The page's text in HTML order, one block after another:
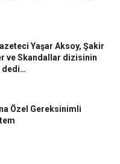
Yaşar Aksoy, Şakir
ve Skandallar dizisinin
dedi…
Özel Gereksinimli